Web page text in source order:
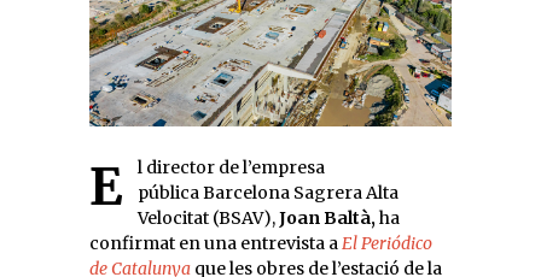
El director de l’empresa
pública Barcelona Sagrera Alta
Velocitat (BSAV),Joan Baltà,ha
confirmat en una entrevista aEl Periódico
de Catalunya que les obres de l’estació de la